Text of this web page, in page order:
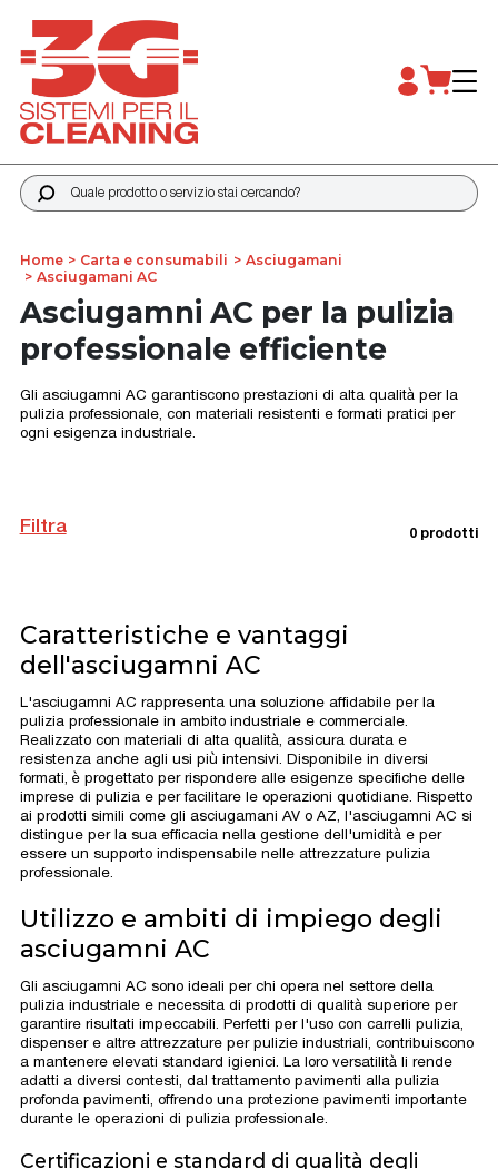
Quale prodotto o servizio stai cercando?
Home Carta e consumabili
Asciugamani
Asciugamani AC
Asciugamni AC per la pulizia
professionale efficiente
Gli asciugamni AC garantiscono prestazioni di alta qualità per la
pulizia professionale, con materiali resistenti e formati pratici per
ogni esigenza industriale.
Filtra 0 prodotti
Caratteristiche e vantaggi
dell'asciugamni AC
L'asciugamni AC rappresenta una soluzione affidabile per la
pulizia professionale in ambito industriale e commerciale.
Realizzato con materiali di alta qualità, assicura durata e
resistenza anche agli usi più intensivi. Disponibile in diversi
formati, è progettato per rispondere alle esigenze specifiche delle
imprese di pulizia e per facilitare le operazioni quotidiane. Rispetto
ai prodotti simili come gli asciugamani AV o AZ, l'asciugamni AC si
distingue per la sua efficacia nella gestione dell'umidità e per
essere un supporto indispensabile nelle attrezzature pulizia
professionale.
Utilizzo e ambiti di impiego degli
asciugamni AC
Gli asciugamni AC sono ideali per chi opera nel settore della
pulizia industriale e necessita di prodotti di qualità superiore per
garantire risultati impeccabili. Perfetti per l'uso con carrelli pulizia,
dispenser e altre attrezzature per pulizie industriali, contribuiscono
a mantenere elevati standard igienici. La loro versatilità li rende
adatti a diversi contesti, dal trattamento pavimenti alla pulizia
profonda pavimenti, offrendo una protezione pavimenti importante
durante le operazioni di pulizia professionale.
Certificazioni e standard di qualità degli